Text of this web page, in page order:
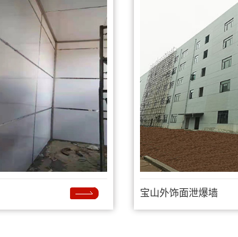
宝山外饰面泄爆墙